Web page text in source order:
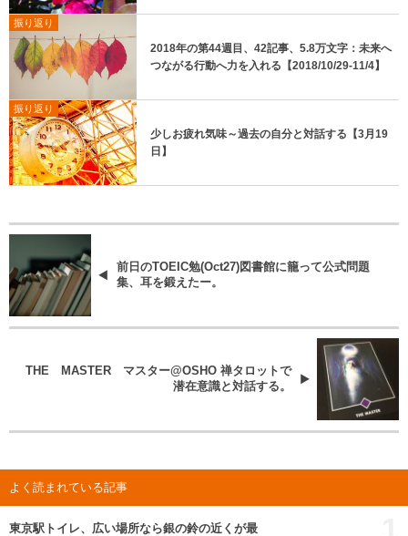
振り返り
2018年の第44週目、42記事、5.8万文字：未来へ
つながる行動へ力を入れる【2018/10/29-11/4】
振り返り
少しお疲れ気味～過去の自分と対話する【3月19
日】
前日のTOEIC勉(Oct27)図書館に籠って公式問題
集、耳を鍛えたー。
THE MASTER マスター@OSHO 禅タロットで
潜在意識と対話する。
よく読まれている記事
東京駅トイレ、広い場所なら銀の鈴の近くが最